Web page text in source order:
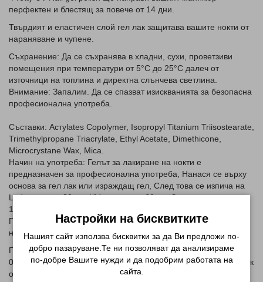
перфектен и блестящ за повече от 14 дни.
Твърдият и еластичен слой гел лак защитава вашите нокти от
нараняване и чупене.
Съхранение: Да се съхранява в хладни, сухи, проветзиви
помещения при температури от 5°С до 25°С далеч от
източници на топлина и директна слънчева светлина.
Внимание: Запалим. Да се спазват изискванията за безопасна
професионална употреба.
Съставки: Астylates Copolymer, Isopropyl Titanium Triisostearate,
Trimethylpropane Triacrylate, Ethyl Acetate, Dimethicone,
Microcrystane Wax, Mica.
Начин на употреба: Гелът за лакиране на нокти е
предназначен за професионална употреба, Нанася се върху
основа за гел лак или израждащ гел, След това се изпича на
Led лампа за 30сек, UV лампа зла 60сек, За тъмните цветове
120 сек
Предназначение: За професионална употреба при лакиране
на нокти.
Произведено в Китай за ВМ 1715 ЕООД, София, тел.
0878222291, email: pretttyzone@gmail.comСрок на годност: Вик
опаковката! 36 месеца от датата на производство.
Настройки на бисквитките
Нашият сайт използва бисквитки за да Ви предложи по-
добро пазаруване.Те ни позволяват да анализираме
по-добре Вашите нужди и да подобрим работата на
сайта.